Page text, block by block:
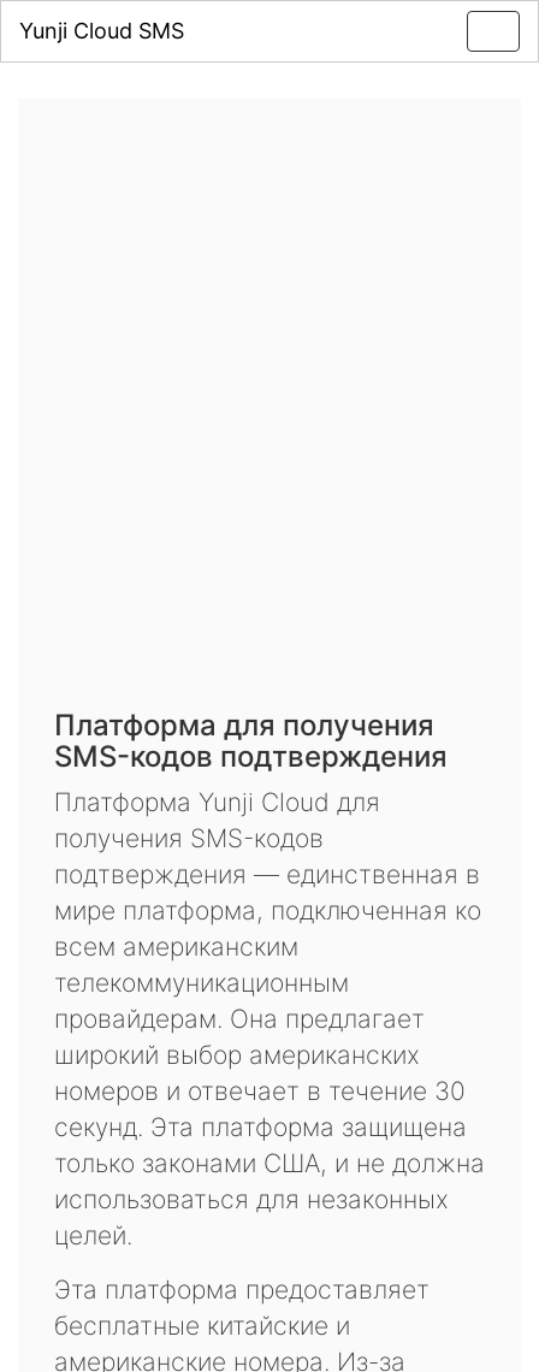
Yunji Cloud SMS
Платформа для получения
SMS-кодов подтверждения
Платформа Yunji Cloud для
получения SMS-кодов
подтверждения — единственная в
мире платформа, подключенная ко
всем американским
телекоммуникационным
провайдерам. Она предлагает
широкий выбор американских
номеров и отвечает в течение 30
секунд. Эта платформа защищена
только законами США, и не должна
использоваться для незаконных
целей.
Эта платформа предоставляет
бесплатные китайские и
американские номера. Из-за